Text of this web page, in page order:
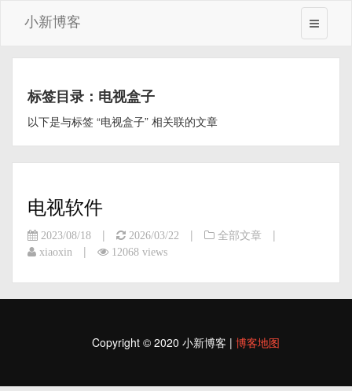
小新博客
标签目录：电视盒子
以下是与标签 “电视盒子” 相关联的文章
电视软件
2023/08/18 | 2026/03/22 | 全部文章 |
xiaoxin | 12068 views
Copyright © 2020 小新博客 | 博客地图